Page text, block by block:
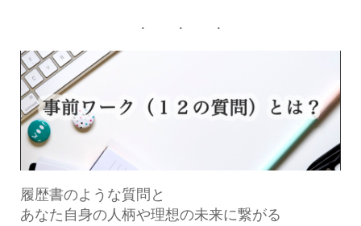
履歴書のような質問と
あなた自身の人柄や理想の未来に繋がる